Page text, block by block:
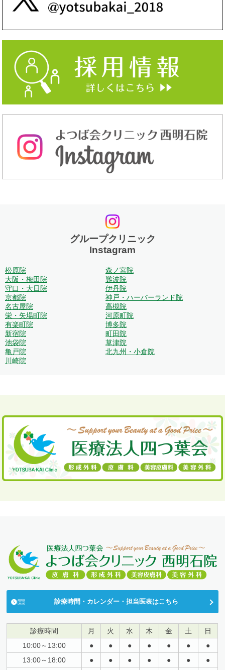
グループクリニック
Instagram
松原院
森ノ宮院
大阪・梅田院
難波院
守口・大日院
伊丹院
京都院
神戸・ハーバーランド院
名古屋院
高槻院
栄・矢場町院
河原町院
有楽町院
博多院
新宿院
町田院
池袋院
草津院
亀戸院
北九州・小倉院
川崎院
診療時間・カレンダー・担当医表はこちら
診療時間 月 火 水 木 金 土
日
10:00～13:00
● ● ● ● ● ●
●
13:00～18:00
● ● ● ● ● ●
●